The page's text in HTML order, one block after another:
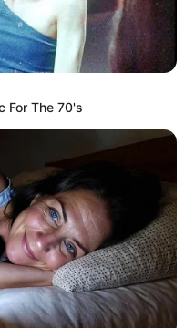
mit reizvollen
Schlössern im Stil des
für
und
ist der größte See in
Naherholungsgebiet der
Ufern zahlreiche
und
For The 70's